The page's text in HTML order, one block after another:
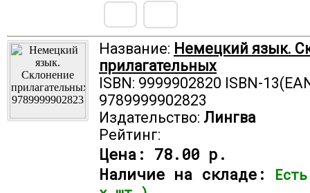
Название: Немецкий язык.
прилагательных
ISBN: 9999902820 ISBN-
9789999902823
Издательство: Лингва
Рейтинг:
Цена: 78.00 р.
Наличие на складе: